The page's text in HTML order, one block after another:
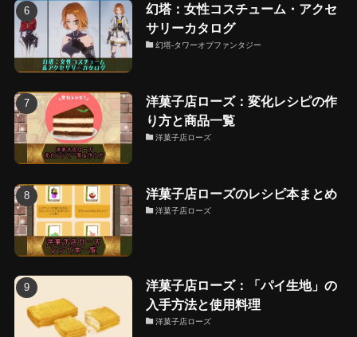
幻塔：女性コスチューム・アクセ
サリーカタログ
幻塔-タワーオブファンタジー
洋菓子店ローズ：変化レシピの作
り方と商品一覧
洋菓子店ローズ
洋菓子店ローズのレシピ本まとめ
洋菓子店ローズ
洋菓子店ローズ：「パイ生地」の
入手方法と使用料理
洋菓子店ローズ